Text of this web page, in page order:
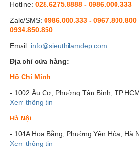
Hotline: 028.6275.8888 - 0986.000.333
Zalo/SMS: 0986.000.333 - 0967.800.800
0934.850.850
Email: info@sieuthilamdep.com
Địa chỉ cửa hàng:
Hồ Chí Minh
- 1002 Âu Cơ, Phường Tân Bình, TP.HCM
Xem thông tin
Hà Nội
- 104A Hoa Bằng, Phường Yên Hòa, Hà
Xem thông tin